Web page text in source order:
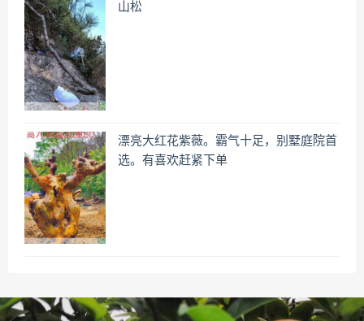
山松
漂亮大红花紫薇。霸气十足，别墅庭院首
选。有喜欢赶紧下单